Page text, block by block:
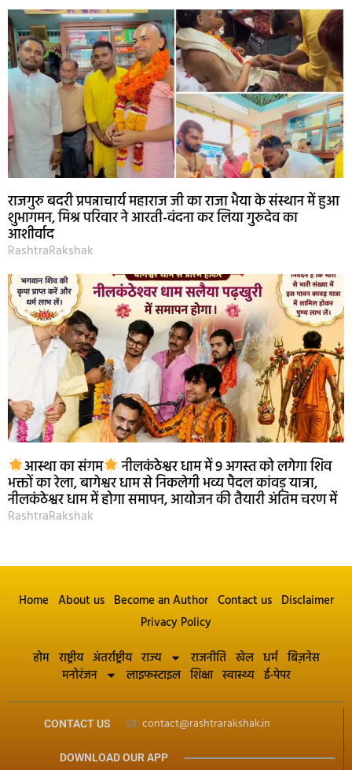
राजगुरु बदरी प्रपन्नाचार्य महाराज जी का राजा भैया के संस्थान में हुआ
शुभागमन, मिश्र परिवार ने आरती-वंदना कर लिया गुरुदेव का
आशीर्वाद
RashtraRakshak
आस्था का संगम नीलकंठेश्वर धाम में 9 अगस्त को लगेगा शिव
भक्तों का रेला, बागेश्वर धाम से निकलेगी भव्य पैदल कांवड़ यात्रा,
नीलकंठेश्वर धाम में होगा समापन, आयोजन की तैयारी अंतिम चरण में
RashtraRakshak
Home About us Become an Author Contact us Disclaimer
Privacy Policy
होम राष्ट्रीय अंतर्राष्ट्रीय राज्य राजनीति खेल धर्म बिज़नेस
मनोरंजन
लाइफस्टाइल शिक्षा स्वास्थ्य ई-पेपर
CONTACT US contact@rashtrarakshak.in
DOWNLOAD OUR APP